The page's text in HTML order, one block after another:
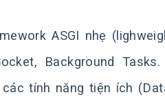
ASGI nhẹ
Background
tính năng tiện ích